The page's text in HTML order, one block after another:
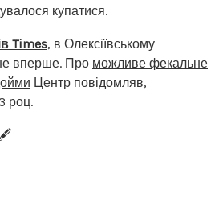
купатися.
Times, в Олексіївському
вперше. Про можливе фекальне
Центр повідомляв,
роц.
🖋️